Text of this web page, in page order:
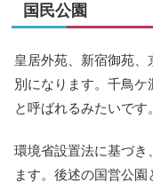
国民公園
皇居外苑、新宿御苑、
別になります。千鳥ケ
と呼ばれるみたいです。
環境省設置法に基づき
ます。後述の国営公